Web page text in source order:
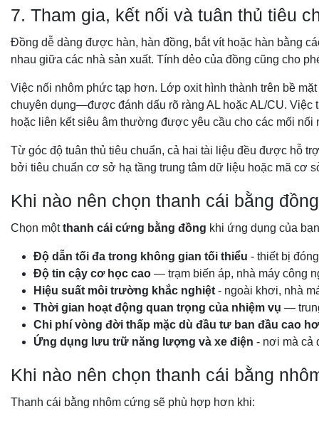
7. Tham gia, kết nối và tuân thủ tiêu
Đồng dễ dàng được hàn, hàn đồng, bắt vít hoặc hàn bằng
nhau giữa các nhà sản xuất. Tính dẻo của đồng cũng cho
Việc nối nhôm phức tạp hơn. Lớp oxit hình thành trên bề
chuyên dụng—được đánh dấu rõ ràng AL hoặc AL/CU. Việc
hoặc liên kết siêu âm thường được yêu cầu cho các mối nối
Từ góc độ tuân thủ tiêu chuẩn, cả hai tài liệu đều được hỗ
bởi tiêu chuẩn cơ sở hạ tầng trung tâm dữ liệu hoặc mã cơ
Khi nào nên chọn thanh cái bằng
Chọn mộtthanh cái cứng bằng đồng khi ứng dụng của
Độ dẫn tối đa trong không gian tối thiểu - thiết bị
Độ tin cậy cơ học cao — trạm biến áp, nhà máy công
Hiệu suất môi trường khắc nghiệt - ngoài khơi, nhà
Thời gian hoạt động quan trọng của nhiệm vụ —
Chi phí vòng đời thấp mặc dù đầu tư ban đầu cao
Ứng dụng lưu trữ năng lượng và xe điện - nơi mà cả
Khi nào nên chọn thanh cái bằng
Thanh cái bằng nhôm cứng sẽ phù hợp hơn khi: